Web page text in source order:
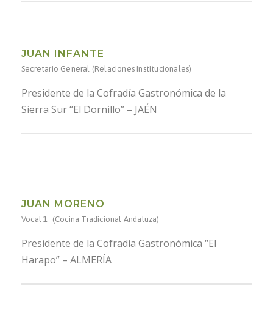
JUAN INFANTE
Secretario General (Relaciones Institucionales)
Presidente de la Cofradía Gastronómica de la
Sierra Sur “El Dornillo” – JAÉN
JUAN MORENO
Vocal 1º (Cocina Tradicional Andaluza)
Presidente de la Cofradía Gastronómica “El
Harapo” – ALMERÍA